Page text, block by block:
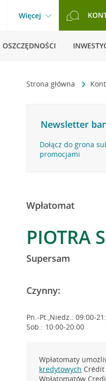
Więcej
OSZCZĘDNOŚCI
Strona główna
Newsletter
Dołącz do grona
promocjami
Wpłatomat
PIOTRA
Supersam
Czynny:
Pn.-Pt.,Niedz.: 09:00-
Sob.: 10:00-20:00
Wpłatomaty
kredytowych
Wpłatomatów